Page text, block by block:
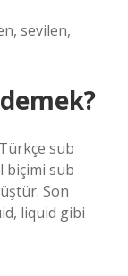
sevilen,
sub
biçimi sub
Son
liquid gibi